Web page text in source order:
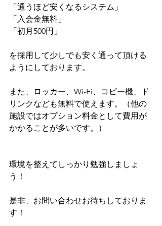
「通うほど安くなるシステム」
「入会金無料」
「初月500円」
を採用して少しでも安く通って頂ける
ようにしております。
また、ロッカー、Wi-Fi、コピー機、ド
リンクなども無料で使えます。（他の
施設ではオプション料金として費用が
かかることが多いです。）
環境を整えてしっかり勉強しましょ
う！
是非、お問い合わせお待ちしておりま
す！